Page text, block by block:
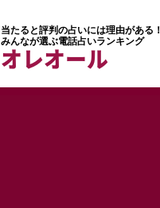
当たると評判の占いには理由がある！
みんなが選ぶ電話占いランキング
オレオール